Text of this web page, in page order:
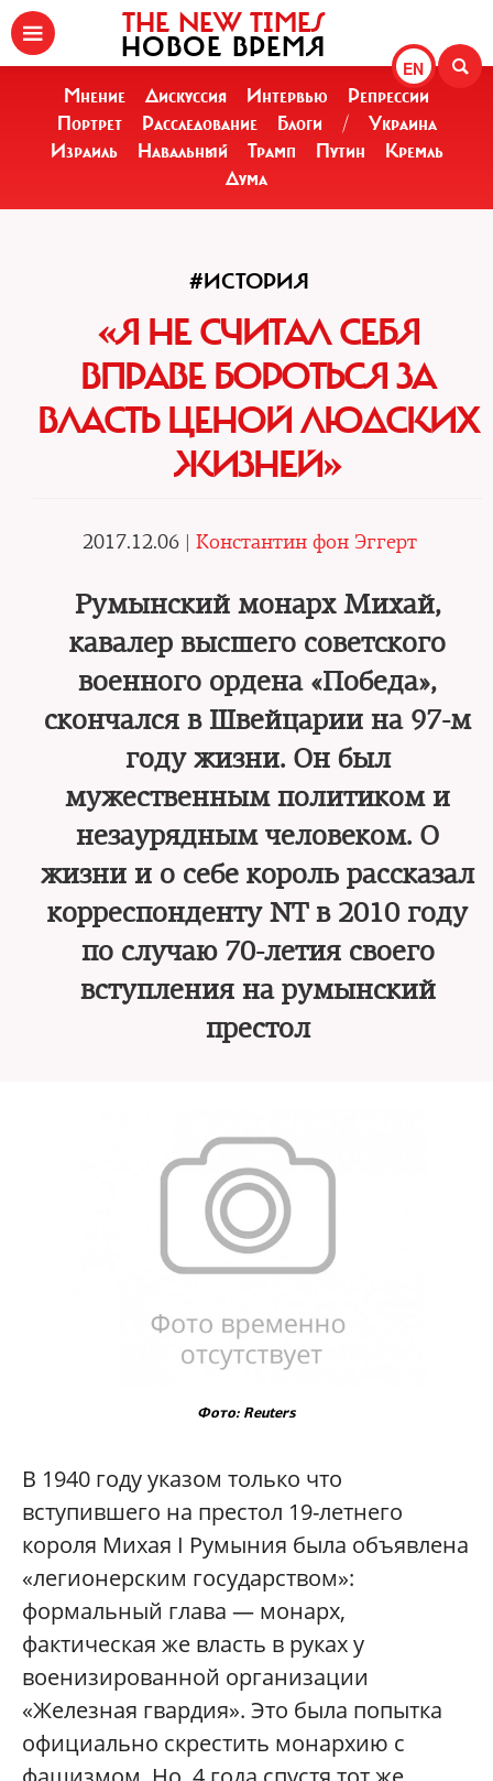
EN
THE NEW TIMES
НОВОЕ ВРЕМЯ
Мнение Дискуссия Интервью
Репрессии
Портрет
Расследование Блоги /
Украина
Израиль
Навальный Трамп Путин
Кремль
Дума
#ИСТОРИЯ
«Я НЕ СЧИТАЛ СЕБЯ
ВПРАВЕ БОРОТЬСЯ ЗА
ВЛАСТЬ ЦЕНОЙ ЛЮДСКИХ
ЖИЗНЕЙ»
2017.12.06 | Константин фон Эггерт
Румынский монарх Михай,
кавалер высшего советского
военного ордена «Победа»,
скончался в Швейцарии на 97-м
году жизни. Он был
мужественным политиком и
незаурядным человеком. О
жизни и о себе король рассказал
корреспонденту NT в 2010 году
по случаю 70-летия своего
вступления на румынский
престол
Фото: Reuters
В 1940 году указом только что
вступившего на престол 19-летнего
короля Михая I Румыния была объявлена
«легионерским государством»:
формальный глава — монарх,
фактическая же власть в руках у
военизированной организации
«Железная гвардия». Это была попытка
официально скрестить монархию с